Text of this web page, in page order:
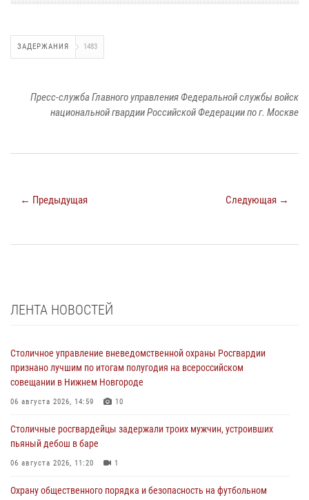
ЗАДЕРЖАНИЯ 1483
Пресс-служба Главного управления Федеральной службы войск
национальной гвардии Российской Федерации по г. Москве
← Предыдущая Следующая →
ЛЕНТА НОВОСТЕЙ
Столичное управление вневедомственной охраны Росгвардии
признано лучшим по итогам полугодия на всероссийском
совещании в Нижнем Новгороде
06 августа 2026, 14:59 10
Столичные росгвардейцы задержали троих мужчин, устроивших
пьяный дебош в баре
06 августа 2026, 11:20 1
Охрану общественного порядка и безопасность на футбольном